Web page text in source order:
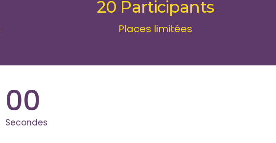
20 Participants
Places limitées
00
Secondes